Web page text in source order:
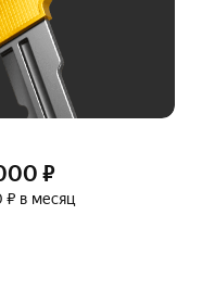
₽
₽ в месяц